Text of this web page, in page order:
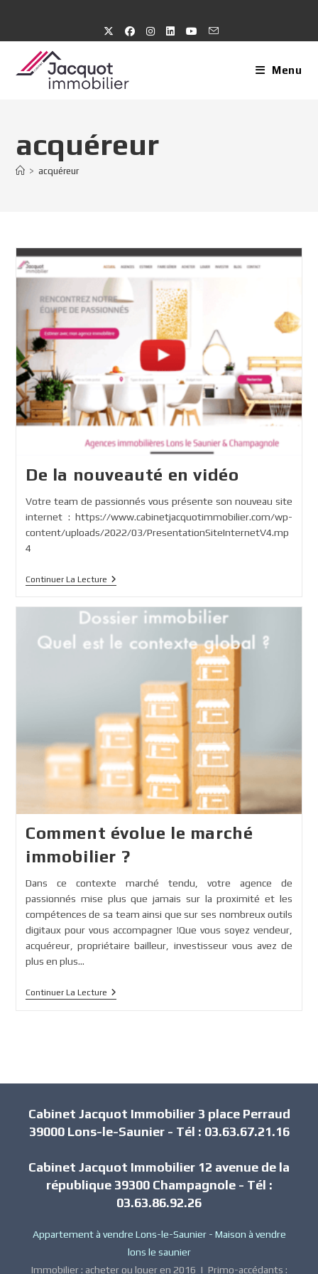
content
Menu
acquéreur
> acquéreur
De la nouveauté en vidéo
Votre team de passionnés vous présente son nouveau site
internet : https://www.cabinetjacquotimmobilier.com/wp-
content/uploads/2022/03/PresentationSiteInternetV4.mp
4
Continuer La LectureDe
En
Vidéo
Comment évolue le marché
immobilier ?
Dans ce contexte marché tendu, votre agence de
passionnés mise plus que jamais sur la proximité et les
compétences de sa team ainsi que sur ses nombreux outils
digitaux pour vous accompagner !Que vous soyez vendeur,
acquéreur, propriétaire bailleur, investisseur vous avez de
plus en plus…
Continuer La LectureComment
Cabinet Jacquot Immobilier 3 place Perraud
39000 Lons-le-Saunier - Tél : 03.63.67.21.16
Cabinet Jacquot Immobilier 12 avenue de la
république 39300 Champagnole - Tél :
03.63.86.92.26
Appartement à vendre Lons-le-Saunier- Maison à vendre
lons le saunier
Immobilier : acheter ou louer en 2016 | Primo-accédants :